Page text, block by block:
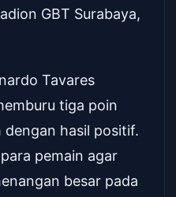
GBT Surabaya,
Tavares
tiga poin
hasil positif.
pemain agar
besar pada